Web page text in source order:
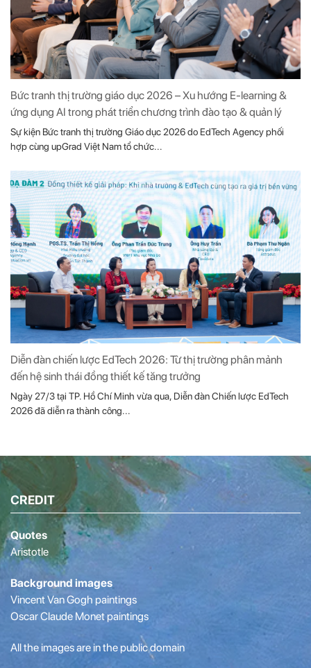
Bức tranh thị trường giáo dục 2026 – Xu hướng E-learning &
ứng dụng AI trong phát triển chương trình đào tạo & quản lý
Sự kiện Bức tranh thị trường Giáo dục 2026 do EdTech Agency phối
hợp cùng upGrad Việt Nam tổ chức...
Diễn đàn chiến lược EdTech 2026: Từ thị trường phân mảnh
đến hệ sinh thái đồng thiết kế tăng trưởng
Ngày 27/3 tại TP. Hồ Chí Minh vừa qua, Diễn đàn Chiến lược EdTech
2026 đã diễn ra thành công...
CREDIT
Quotes
Aristotle
Background images
Vincent Van Gogh paintings
Oscar Claude Monet paintings
All the images are in the public domain